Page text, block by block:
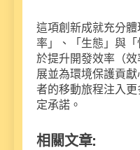
這項創新成就充分
率」、「生態」與
於提升開發效率（
展並為環境保護貢
者的移動旅程注入
定承諾。
相關文章: